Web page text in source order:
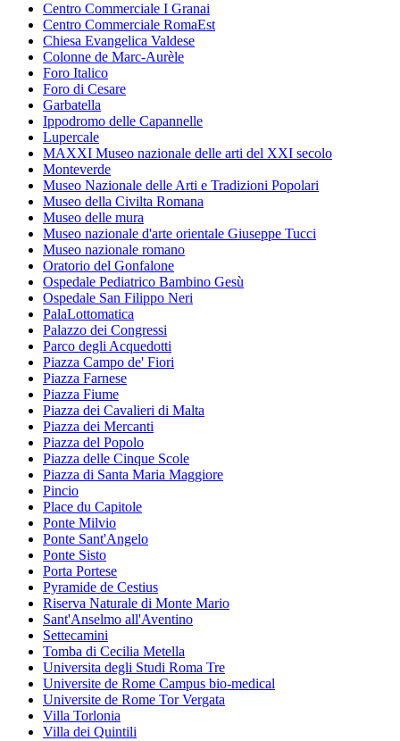
Centro Commerciale I Granai
Centro Commerciale RomaEst
Chiesa Evangelica Valdese
Colonne de Marc-Aurèle
Foro Italico
Foro di Cesare
Garbatella
Ippodromo delle Capannelle
Lupercale
MAXXI Museo nazionale delle arti del XXI secolo
Monteverde
Museo Nazionale delle Arti e Tradizioni Popolari
Museo della Civilta Romana
Museo delle mura
Museo nazionale d'arte orientale Giuseppe Tucci
Museo nazionale romano
Oratorio del Gonfalone
Ospedale Pediatrico Bambino Gesù
Ospedale San Filippo Neri
PalaLottomatica
Palazzo dei Congressi
Parco degli Acquedotti
Piazza Campo de' Fiori
Piazza Farnese
Piazza Fiume
Piazza dei Cavalieri di Malta
Piazza dei Mercanti
Piazza del Popolo
Piazza delle Cinque Scole
Piazza di Santa Maria Maggiore
Pincio
Place du Capitole
Ponte Milvio
Ponte Sant'Angelo
Ponte Sisto
Porta Portese
Pyramide de Cestius
Riserva Naturale di Monte Mario
Sant'Anselmo all'Aventino
Settecamini
Tomba di Cecilia Metella
Universita degli Studi Roma Tre
Universite de Rome Campus bio-medical
Universite de Rome Tor Vergata
Villa Torlonia
Villa dei Quintili